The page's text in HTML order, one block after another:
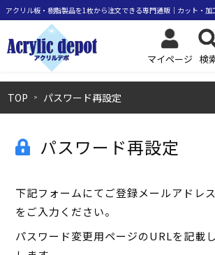
マイページ 検
TOP パスワード再設定
パスワード再設定
下記フォームにてご登録メールアドレ
をご入力ください。
パスワード変更用ページのURLを記載